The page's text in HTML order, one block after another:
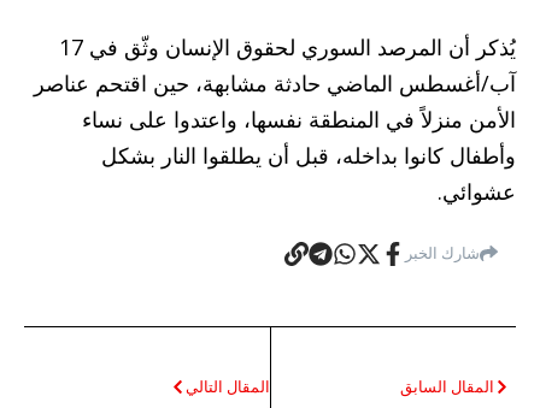
يُذكر أن المرصد السوري لحقوق الإنسان وثّق في 17
آب/أغسطس الماضي حادثة مشابهة، حين اقتحم عناصر
الأمن منزلاً في المنطقة نفسها، واعتدوا على نساء
وأطفال كانوا بداخله، قبل أن يطلقوا النار بشكل
عشوائي.
شارك الخبر
المقال السابق المقال التالي